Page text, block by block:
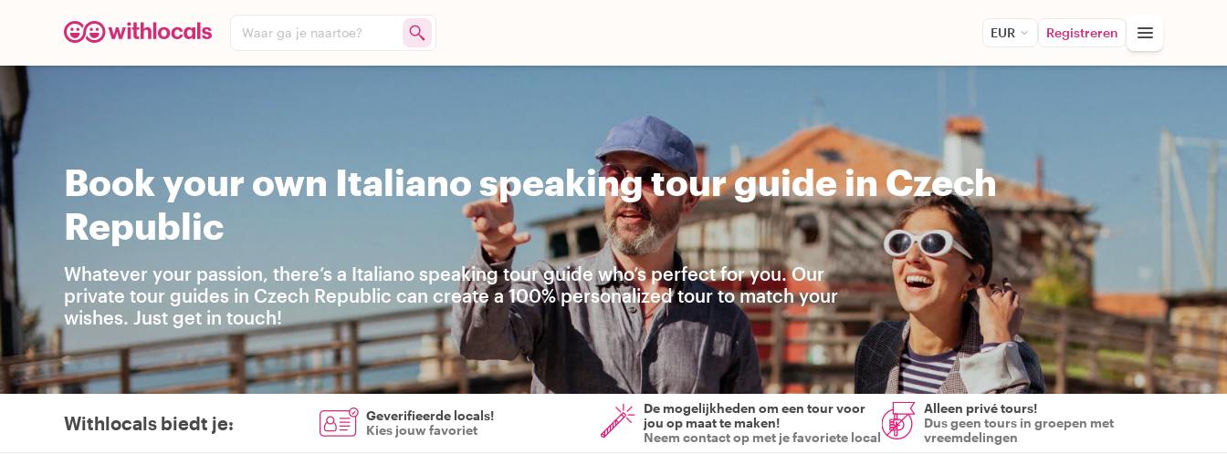
Waar ga je naartoe? EUR Registreren
Book your own Italiano speaking tour guide in Czech
Republic
Whatever your passion, there’s a Italiano speaking tour guide who’s perfect for you. Our
private tour guides in Czech Republic can create a 100% personalized tour to match your
wishes. Just get in touch!
Withlocals biedt je:
Geverifieerde locals!
Kies jouw favoriet
De mogelijkheden om een tour voor
jou op maat te maken!
Neem contact op met je favoriete local
Alleen privé tours!
Dus geen tours in groepen met
vreemdelingen